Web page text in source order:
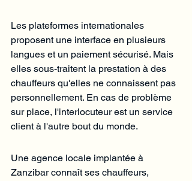
Les plateformes internationales
proposent une interface en plusieurs
langues et un paiement sécurisé. Mais
elles sous-traitent la prestation à des
chauffeurs qu'elles ne connaissent pas
personnellement. En cas de problème
sur place, l'interlocuteur est un service
client à l'autre bout du monde.
Une agence locale implantée à
Zanzibar connaît ses chauffeurs,